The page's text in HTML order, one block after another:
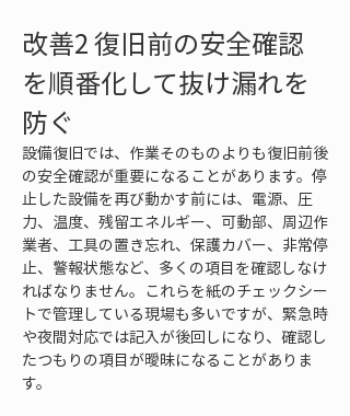
改善2 復旧前の安全確認
を順番化して抜け漏れを
防ぐ
設備復旧では、作業そのものよりも復旧前後
の安全確認が重要になることがあります。停
止した設備を再び動かす前には、電源、圧
力、温度、残留エネルギー、可動部、周辺作
業者、工具の置き忘れ、保護カバー、非常停
止、警報状態など、多くの項目を確認しなけ
ればなりません。これらを紙のチェックシー
トで管理している現場も多いですが、緊急時
や夜間対応では記入が後回しになり、確認し
たつもりの項目が曖昧になることがありま
す。